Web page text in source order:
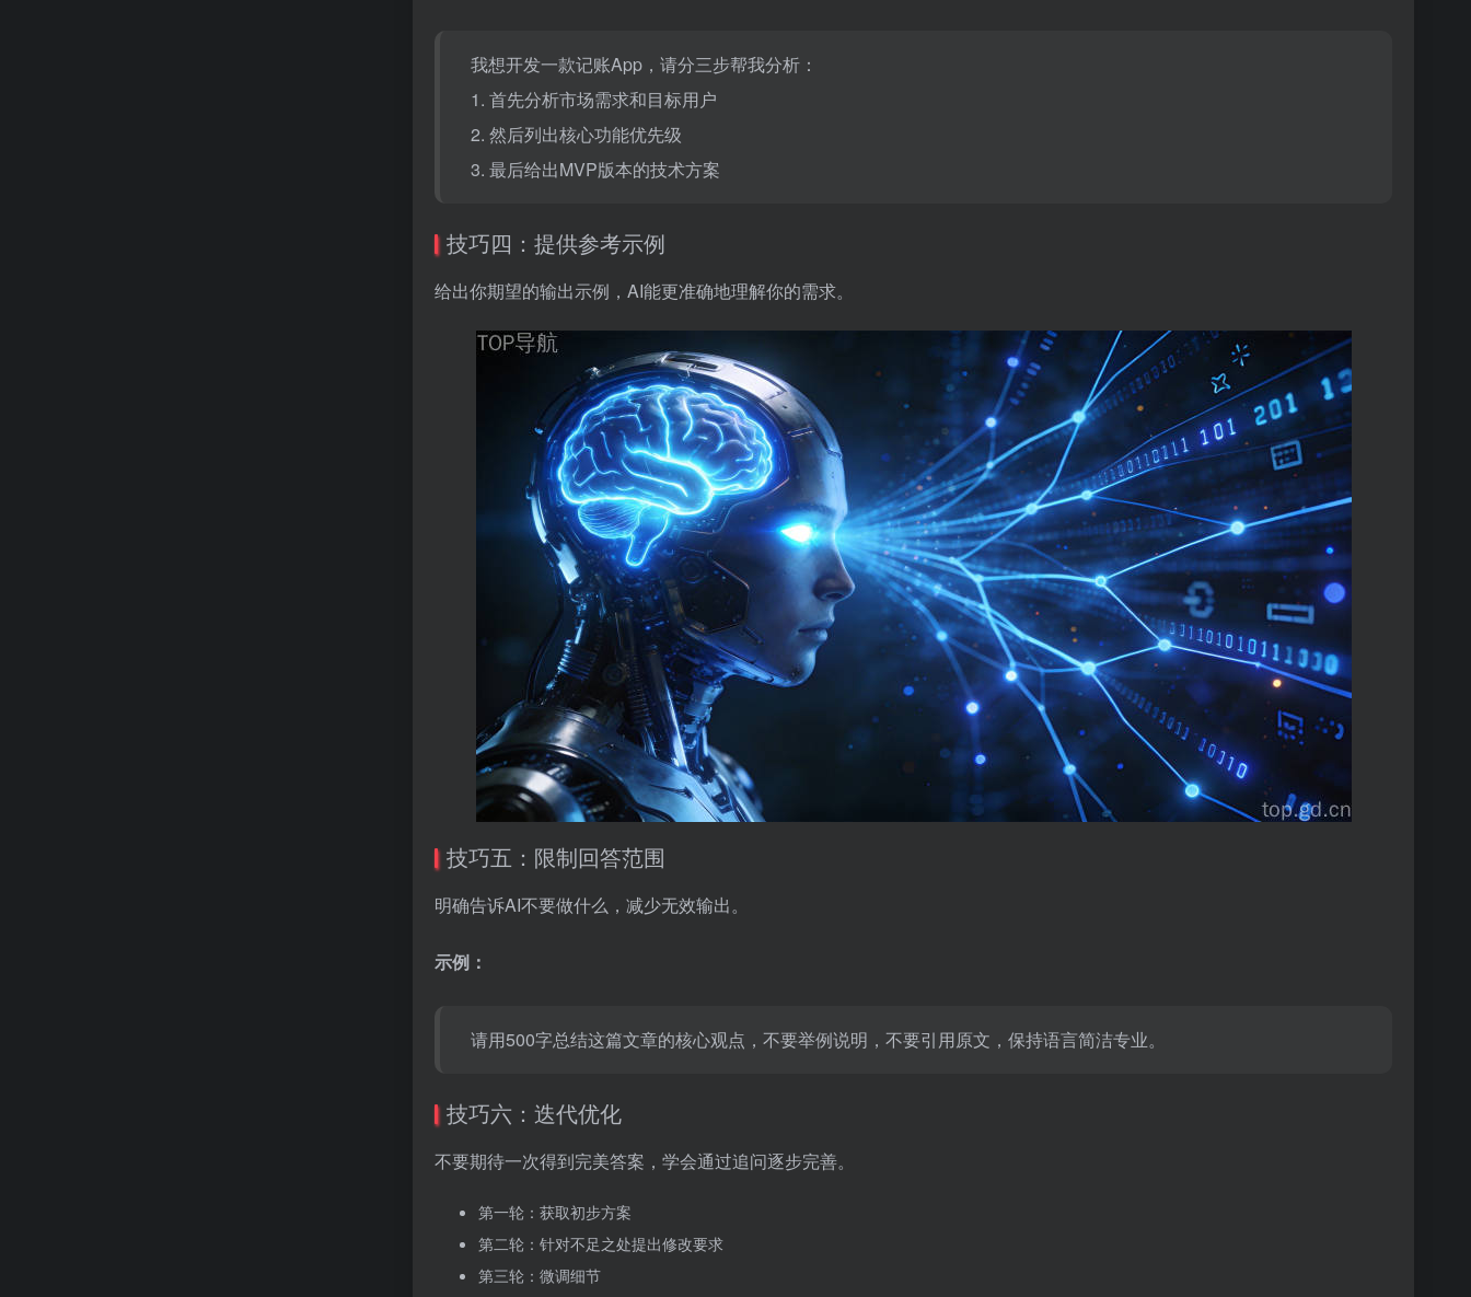
我想开发一款记账App，请分三步帮我分析：
1. 首先分析市场需求和目标用户
2. 然后列出核心功能优先级
3. 最后给出MVP版本的技术方案
技巧四：提供参考示例
给出你期望的输出示例，AI能更准确地理解你的需求。
技巧五：限制回答范围
明确告诉AI不要做什么，减少无效输出。
示例：
请用500字总结这篇文章的核心观点，不要举例说明，不要引用原文，保持语言简洁专业。
技巧六：迭代优化
不要期待一次得到完美答案，学会通过追问逐步完善。
第一轮：获取初步方案
第二轮：针对不足之处提出修改要求
第三轮：微调细节